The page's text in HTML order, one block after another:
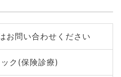
お問い合わせください
ク(保険診療)